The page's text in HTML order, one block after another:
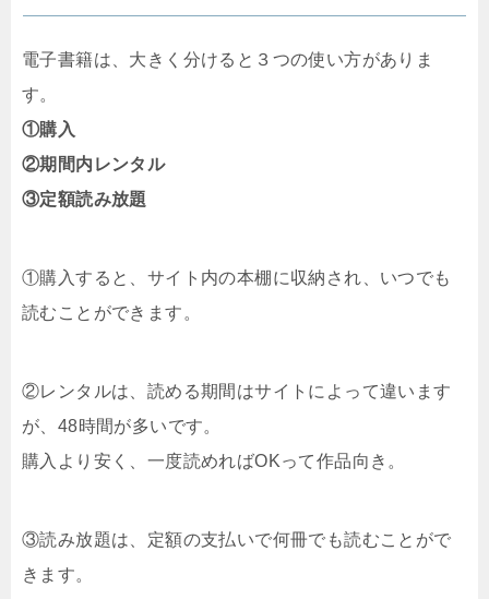
電子書籍は、大きく分けると３つの使い方がありま
す。
①購入
②期間内レンタル
③定額読み放題
①購入すると、サイト内の本棚に収納され、いつでも
読むことができます。
②レンタルは、読める期間はサイトによって違います
が、48時間が多いです。
購入より安く、一度読めればOKって作品向き。
③読み放題は、定額の支払いで何冊でも読むことがで
きます。